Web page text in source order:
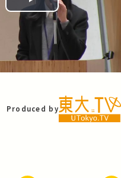
Play
Video
Produced by